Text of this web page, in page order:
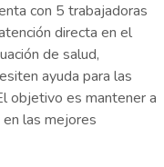
con 5 trabajadoras
directa en el
de salud,
ayuda para las
objetivo es mantener a
en las mejores